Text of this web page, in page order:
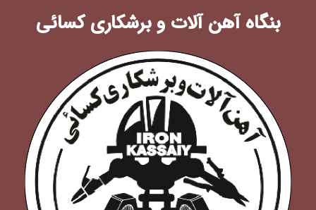
بنگاه آهن آلات و برشکاری کسائی